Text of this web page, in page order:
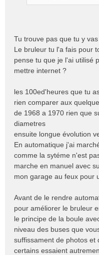
Tu trouve pas que tu y
Le bruleur tu l'a fais pour
pense tu que je l'ai utilisé
mettre internet ?
les 100ed'heures que tu
rien comparer aux
de 1968 a 1970 rien que
diametres
ensuite longue évolution
En automatique j'ai
comme la sytéme n'est
marche en manuel avec
mon garage au feux pour
Avant de le rendre
pour améliorer le bruleur
le principe de la boule
niveau des buses que
suffissament de photos et
certains essaient